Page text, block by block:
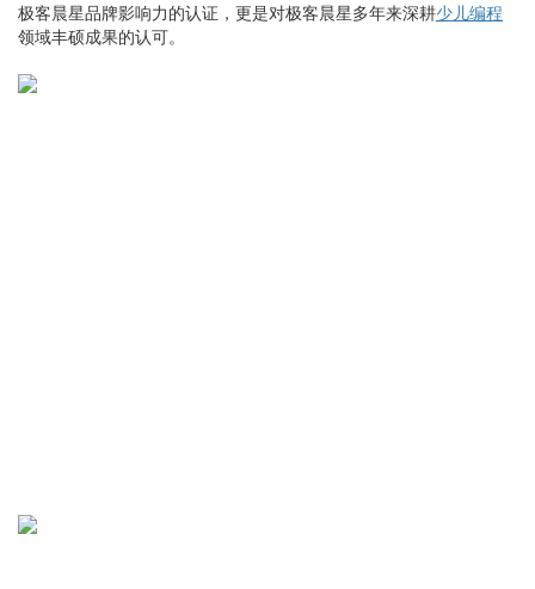
极客晨星品牌影响力的认证，更是对极客晨星多年来深耕少儿编程
领域丰硕成果的认可。